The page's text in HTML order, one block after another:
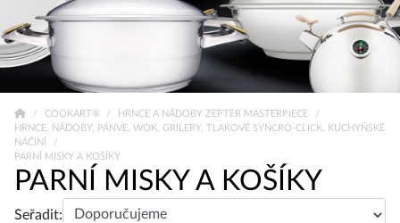
COOKART®
HRNCE A NÁDOBY ZEPTER MASTERPIECE
HRNCE, NÁDOBY, PÁNVE, WOK, GRILERY, TLAKOVÉ SYNCRO-CLICK, KUCHYŇSKÉ
NÁČINÍ
PARNÍ MISKY A KOŠÍKY
PARNÍ MISKY A KOŠÍKY
Seřadit: